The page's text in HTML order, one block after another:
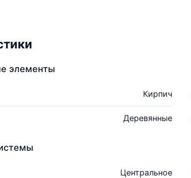
элементы
Кирпич
Деревянные
Центральное